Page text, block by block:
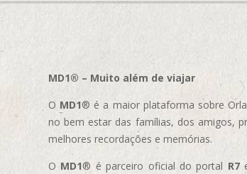
MD1® – Muito além de viajar
O MD1® é a maior plataforma sobre
no bem estar das famílias, dos amigos,
melhores recordações e memórias.
O MD1® é parceiro oficial do portal R7